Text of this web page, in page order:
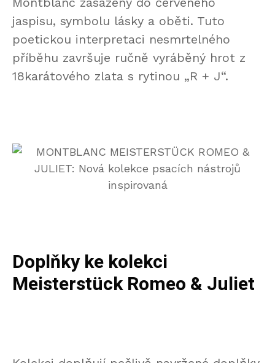
jaspisu, symbolu lásky a oběti. Tuto
poetickou interpretaci nesmrtelného
příběhu završuje ručně vyráběný hrot z
18karátového zlata s rytinou „R + J“.
Doplňky ke kolekci
Meisterstück Romeo & Juliet